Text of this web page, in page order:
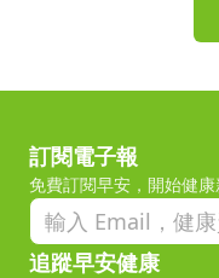
訂閱電子報
免費訂閱早安，開始健康
追蹤早安健康